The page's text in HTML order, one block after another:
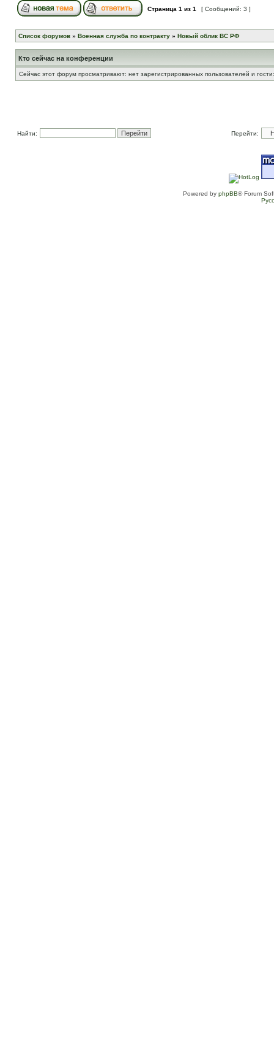
Страница 1 из 1 [ Сообщений: 3 ]
Список форумов » Военная служба по контракту » Новый облик ВС РФ
Кто сейчас на конференции
Сейчас этот форум просматривают: нет зарегистрированных пользователей и
Найти: Перейти:
Powered by phpBB® Forum